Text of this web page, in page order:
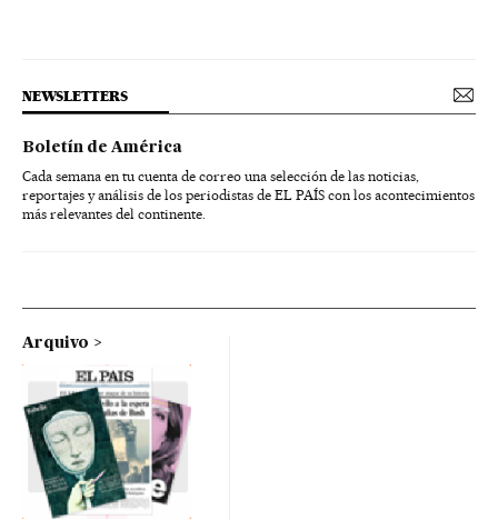
NEWSLETTERS
Boletín de América
Cada semana en tu cuenta de correo una selección de las noticias,
reportajes y análisis de los periodistas de EL PAÍS con los acontecimientos
más relevantes del continente.
Arquivo